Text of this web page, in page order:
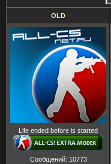
OLD
Life ended before is started
Сообщений: 10773